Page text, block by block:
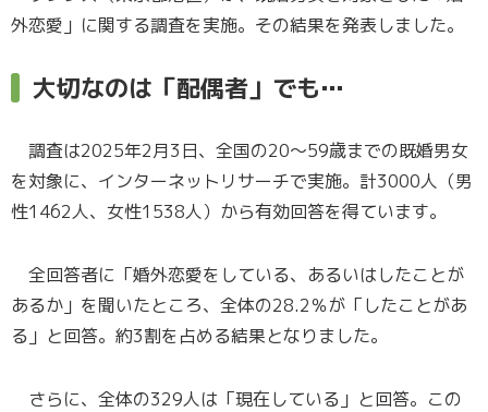
外恋愛」に関する調査を実施。その結果を発表しました。
大切なのは「配偶者」でも…
調査は2025年2月3日、全国の20〜59歳までの既婚男女
を対象に、インターネットリサーチで実施。計3000人（男
性1462人、女性1538人）から有効回答を得ています。
全回答者に「婚外恋愛をしている、あるいはしたことが
あるか」を聞いたところ、全体の28.2％が「したことがあ
る」と回答。約3割を占める結果となりました。
さらに、全体の329人は「現在している」と回答。この